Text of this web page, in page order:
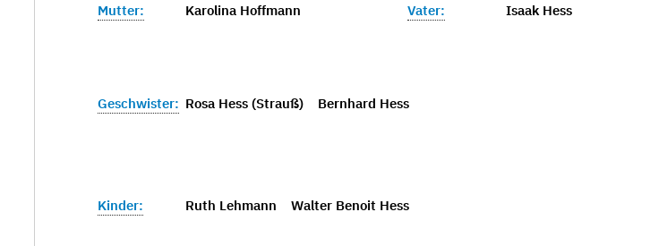
Mutter: Karolina Hoffmann Vater: Isaak Hess
Geschwister: Rosa Hess (Strauß) Bernhard Hess
Kinder: Ruth Lehmann Walter Benoit Hess